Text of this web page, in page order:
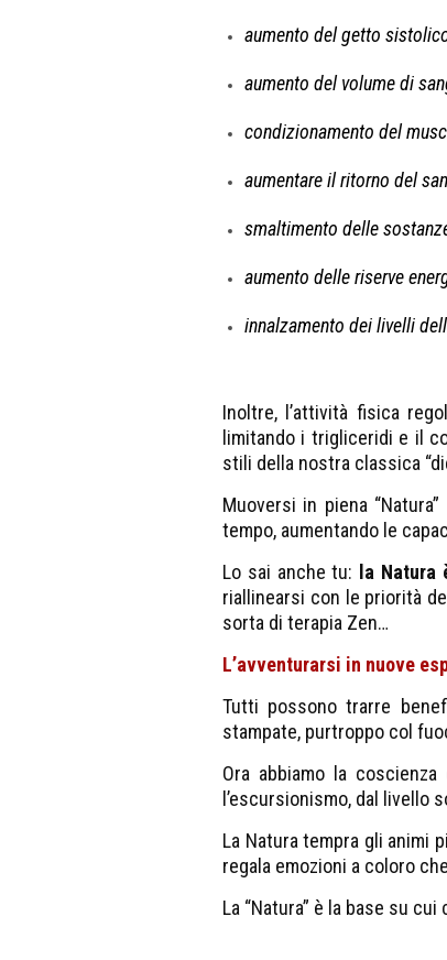
aumento del getto
aumento del volume di
condizionamento del
aumentare il ritorno del
smaltimento delle
aumento delle riserve
innalzamento dei livelli
Inoltre, l’attività fisica
limitando i trigliceridi e il
stili della nostra classica
Muoversi in piena
tempo, aumentando le
Lo sai anche tu:
la
riallinearsi con le priorità
sorta di terapia Zen…
L’avventurarsi in nuove
Tutti possono trarre
stampate, purtroppo col
Ora abbiamo la
l’escursionismo, dal livello
La Natura tempra gli animi
regala emozioni a coloro
La “Natura” è la base su